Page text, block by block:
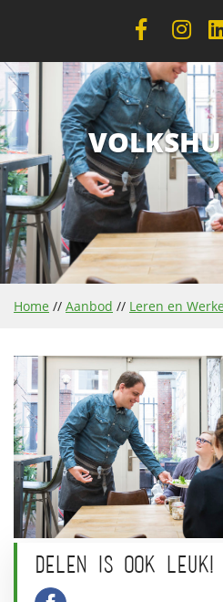
Home // Aanbod // Leren en
DELEN IS OOK LEUK!